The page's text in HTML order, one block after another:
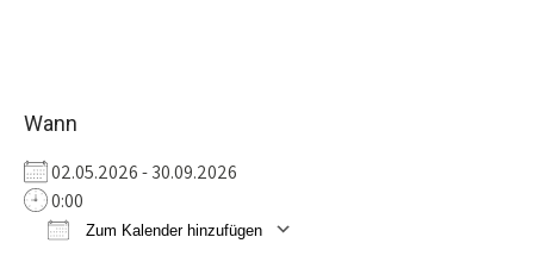
Wann
02.05.2026 - 30.09.2026
0:00
Zum Kalender hinzufügen